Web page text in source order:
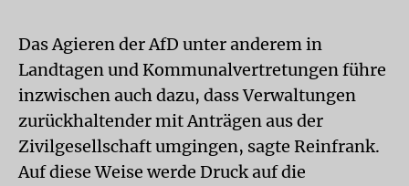
Das Agieren der AfD unter anderem in
Landtagen und Kommunalvertretungen führe
inzwischen auch dazu, dass Verwaltungen
zurückhaltender mit Anträgen aus der
Zivilgesellschaft umgingen, sagte Reinfrank.
Auf diese Weise werde Druck auf die